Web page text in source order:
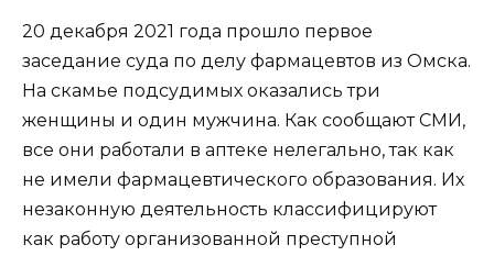
20 декабря 2021 года прошло первое
заседание суда по делу фармацевтов из Омска.
На скамье подсудимых оказались три
женщины и один мужчина. Как сообщают СМИ,
все они работали в аптеке нелегально, так как
не имели фармацевтического образования. Их
незаконную деятельность классифицируют
как работу организованной преступной